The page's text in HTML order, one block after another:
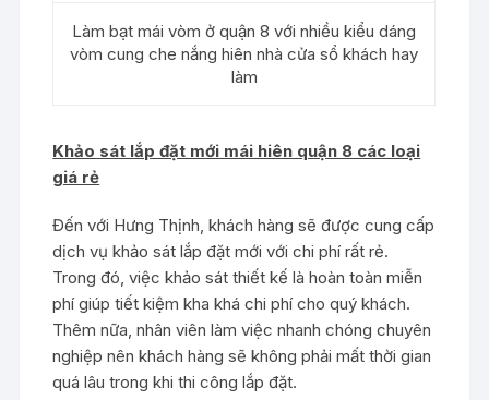
Làm bạt mái vòm ở quận 8 với nhiều kiểu dáng
vòm cung che nắng hiên nhà cửa sổ khách hay
làm
Khảo sát lắp đặt mới mái hiên quận 8 các loại
giá rẻ
Đến với Hưng Thịnh, khách hàng sẽ được cung cấp
dịch vụ khảo sát lắp đặt mới với chi phí rất rẻ.
Trong đó, việc khảo sát thiết kế là hoàn toàn miễn
phí giúp tiết kiệm kha khá chi phí cho quý khách.
Thêm nữa, nhân viên làm việc nhanh chóng chuyên
nghiệp nên khách hàng sẽ không phải mất thời gian
quá lâu trong khi thi công lắp đặt.